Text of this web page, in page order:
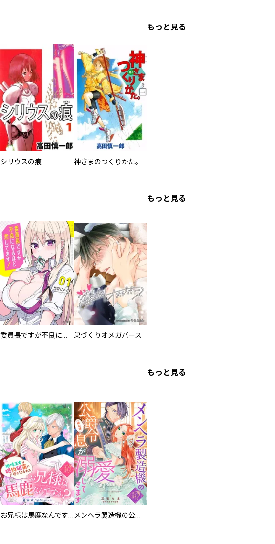
もっと見る
シリウスの痕 神さまのつくりかた。
もっと見る
委員長ですが不良になるほど恋してます！ 巣づくりオメガバース
もっと見る
お兄様は馬鹿なんですか？～地味王女は婚約破棄に巻き込まれる～ メンヘラ製造機の公爵令息（過保護）が溺愛してきます